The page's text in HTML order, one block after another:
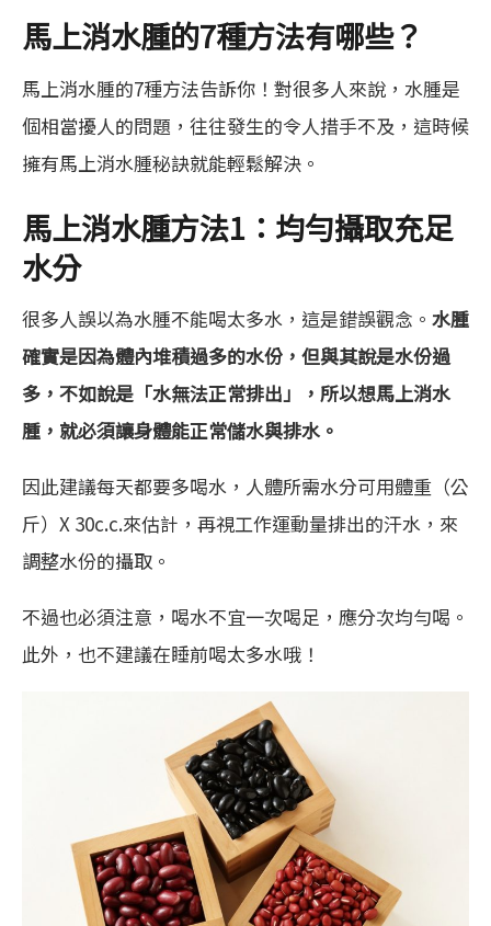
馬上消水腫的7種方法有哪些？
馬上消水腫的7種方法告訴你！對很多人來說，水腫是
個相當擾人的問題，往往發生的令人措手不及，這時候
擁有馬上消水腫秘訣就能輕鬆解決。
馬上消水腫方法1 ：均勻攝取充足
水分
很多人誤以為水腫不能喝太多水，這是錯誤觀念。 水腫
確實是因為體內堆積過多的水份，但與其說是水份過
多，不如說是「水無法正常排出」，所以想馬上消水
腫，就必須讓身體能正常儲水與排水。
因此建議每天都要多喝水，人體所需水分可用體重（公
斤）X 30c.c.來估計，再視工作運動量排出的汗水，來
調整水份的攝取。
不過也必須注意，喝水不宜一次喝足，應分次均勻喝。
此外，也不建議在睡前喝太多水哦！